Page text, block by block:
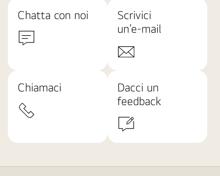
Chatta con noi
Scrivici
un’e-mail
Chiamaci
Dacci un
feedback